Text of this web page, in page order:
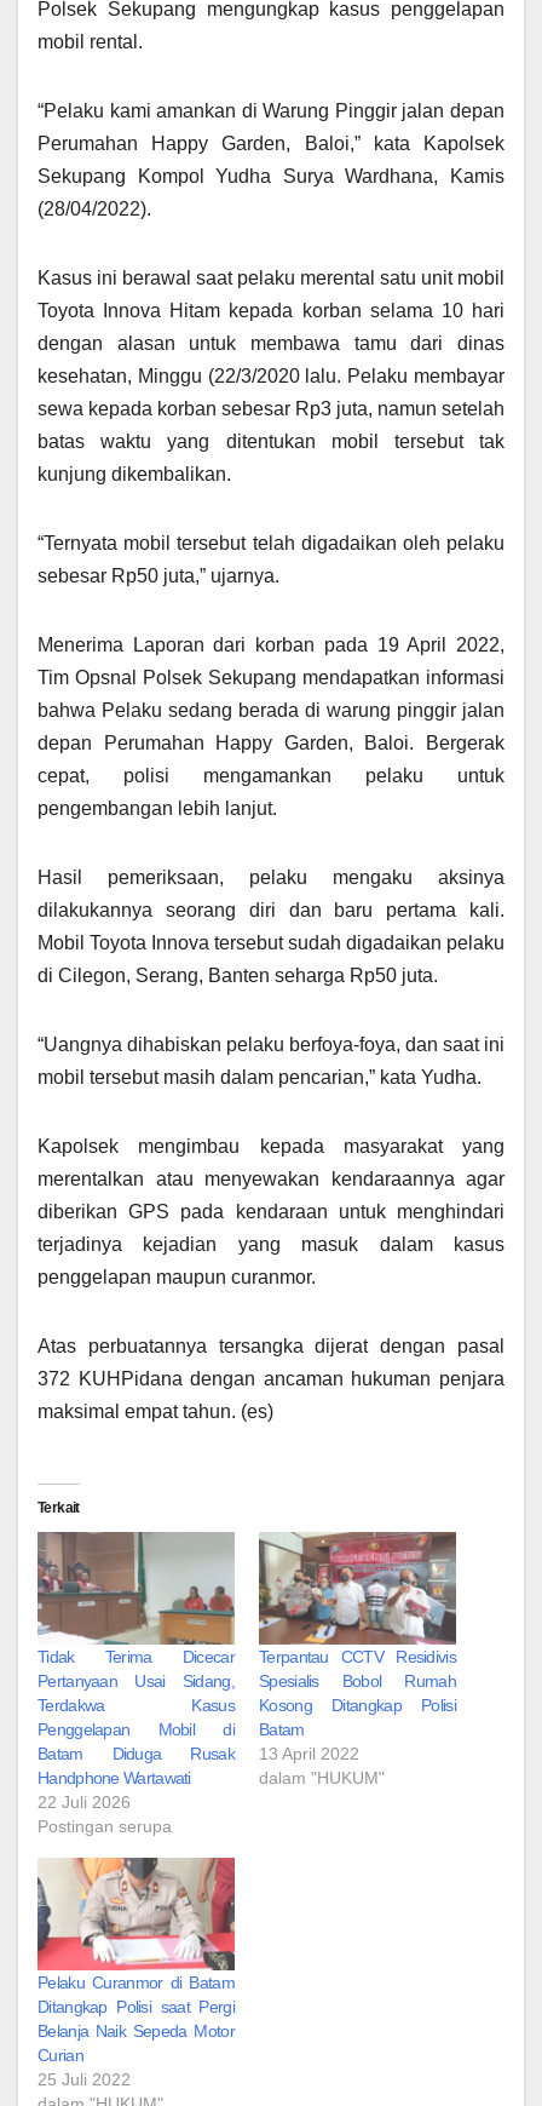
Polsek Sekupang mengungkap kasus penggelapan
mobil rental.
“Pelaku kami amankan di Warung Pinggir jalan depan
Perumahan Happy Garden, Baloi,” kata Kapolsek
Sekupang Kompol Yudha Surya Wardhana, Kamis
(28/04/2022).
Kasus ini berawal saat pelaku merental satu unit mobil
Toyota Innova Hitam kepada korban selama 10 hari
dengan alasan untuk membawa tamu dari dinas
kesehatan, Minggu (22/3/2020 lalu. Pelaku membayar
sewa kepada korban sebesar Rp3 juta, namun setelah
batas waktu yang ditentukan mobil tersebut tak
kunjung dikembalikan.
“Ternyata mobil tersebut telah digadaikan oleh pelaku
sebesar Rp50 juta,” ujarnya.
Menerima Laporan dari korban pada 19 April 2022,
Tim Opsnal Polsek Sekupang mendapatkan informasi
bahwa Pelaku sedang berada di warung pinggir jalan
depan Perumahan Happy Garden, Baloi. Bergerak
cepat, polisi mengamankan pelaku untuk
pengembangan lebih lanjut.
Hasil pemeriksaan, pelaku mengaku aksinya
dilakukannya seorang diri dan baru pertama kali.
Mobil Toyota Innova tersebut sudah digadaikan pelaku
di Cilegon, Serang, Banten seharga Rp50 juta.
“Uangnya dihabiskan pelaku berfoya-foya, dan saat ini
mobil tersebut masih dalam pencarian,” kata Yudha.
Kapolsek mengimbau kepada masyarakat yang
merentalkan atau menyewakan kendaraannya agar
diberikan GPS pada kendaraan untuk menghindari
terjadinya kejadian yang masuk dalam kasus
penggelapan maupun curanmor.
Atas perbuatannya tersangka dijerat dengan pasal
372 KUHPidana dengan ancaman hukuman penjara
maksimal empat tahun. (es)
Terkait
Tidak Terima Dicecar
Pertanyaan Usai Sidang,
Terdakwa Kasus
Penggelapan Mobil di
Batam Diduga Rusak
Handphone Wartawati
22 Juli 2026
Postingan serupa
Terpantau CCTV Residivis
Spesialis Bobol Rumah
Kosong Ditangkap Polisi
Batam
13 April 2022
dalam "HUKUM"
Pelaku Curanmor di Batam
Ditangkap Polisi saat Pergi
Belanja Naik Sepeda Motor
Curian
25 Juli 2022